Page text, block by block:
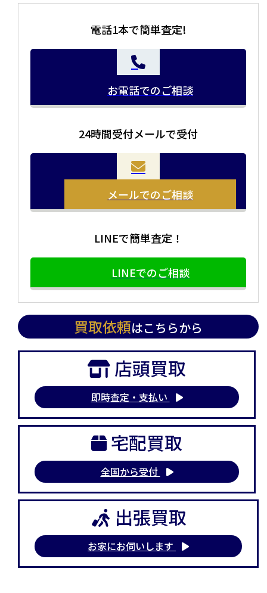
電話1本で簡単査定!
お電話でのご相談
24時間受付メールで受付
メールでのご相談
LINEで簡単査定！
LINEでのご相談
買取依頼はこちらから
店頭買取
即時査定・支払い
宅配買取
全国から受付
出張買取
お家にお伺いします